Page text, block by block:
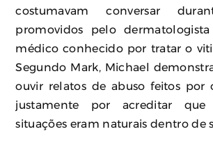
costumavam conversar
promovidos pelo
médico conhecido por tratar o
Segundo Mark, Michael
ouvir relatos de abuso feitos por
justamente por acreditar que
situações eram naturais dentro de